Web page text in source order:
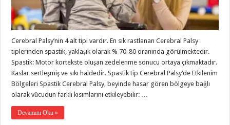
Cerebral Palsy’nin 4 alt tipi vardır. En sık rastlanan Cerebral Palsy
tiplerinden spastik, yaklaşık olarak % 70-80 oranında görülmektedir.
Spastik: Motor kortekste oluşan zedelenme sonucu ortaya çıkmaktadır.
Kaslar sertleşmiş ve sıkı haldedir. Spastik tip Cerebral Palsy’de Etkilenim
Bölgeleri Spastik Cerebral Palsy, beyinde hasar gören bölgeye bağlı
olarak vücudun farklı kısımlarını etkileyebilir: …
Devamını Oku »